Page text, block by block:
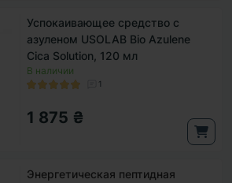
Успокаивающее средство с
азуленом USOLAB Bio Azulene
Cica Solution, 120 мл
В наличии
1
1 875 ₴
Энергетическая пептидная